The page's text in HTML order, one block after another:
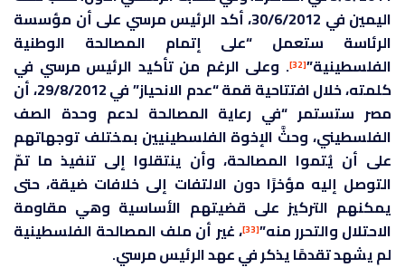
اليمين في 30/6/2012، أكد الرئيس مرسي على أن مؤسسة
الرئاسة ستعمل “على إتمام المصالحة الوطنية
الفلسطينية”[32]
. وعلى الرغم من تأكيد الرئيس مرسي في
كلمته، خلال افتتاحية قمة “عدم الانحياز” في 29/8/2012، أن
مصر ستستمر “في رعاية المصالحة لدعم وحدة الصف
الفلسطيني، وحثَّ الإخوة الفلسطينيين بمختلف توجهاتهم
على أن يُتموا المصالحة، وأن ينتقلوا إلى تنفيذ ما تمّ
التوصل إليه مؤخرًا دون الالتفات إلى خلافات ضيقة، حتى
يمكنهم التركيز على قضيتهم الأساسية وهي مقاومة
الاحتلال والتحرر منه”[33]
، غير أن ملف المصالحة الفلسطينية
لم يشهد تقدمًا يذكر في عهد الرئيس مرسي.